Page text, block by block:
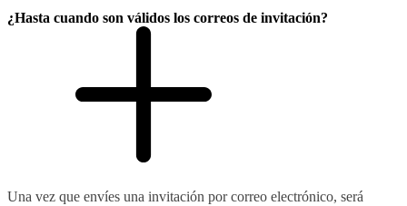
¿Hasta cuando son válidos los correos de invitación?
Una vez que envíes una invitación por correo electrónico, será